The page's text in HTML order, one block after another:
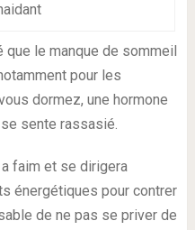
le manque de sommeil
pour les
dormez, une hormone
sente rassasié.
faim et se dirigera
énergétiques pour contrer
de ne pas se priver de